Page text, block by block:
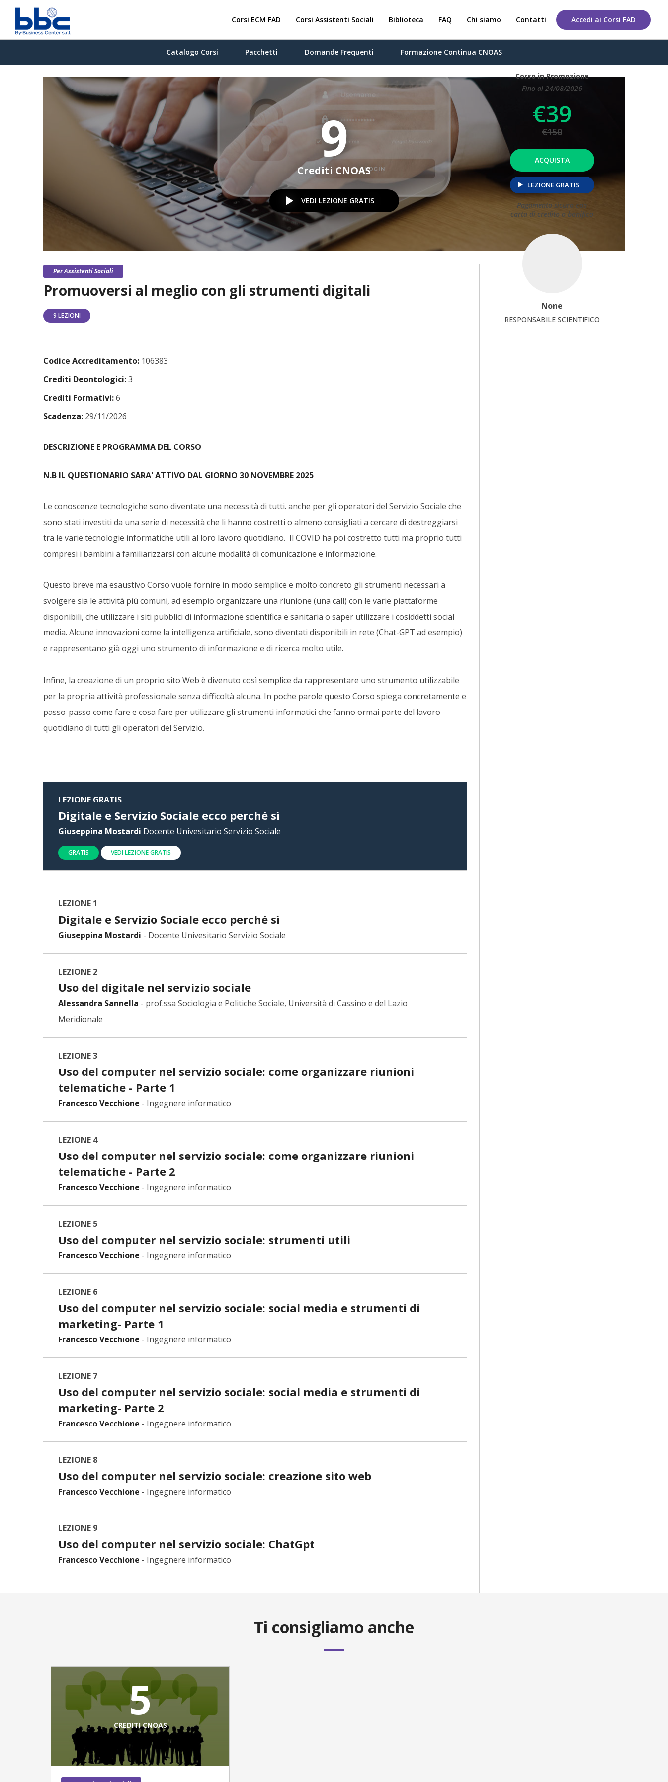
Corsi ECM FAD Corsi Assistenti Sociali Biblioteca FAQ Chi siamo Contatti Accedi ai Corsi FAD
Catalogo Corsi Pacchetti Domande Frequenti Formazione Continua CNOAS
9
Crediti CNOAS
VEDI LEZIONE GRATIS
Per Assistenti Sociali
Promuoversi al meglio con gli strumenti digitali
9 LEZIONI
Codice Accreditamento: 106383
Crediti Deontologici:3
Crediti Formativi:6
Scadenza: 29/11/2026
DESCRIZIONE E PROGRAMMA DEL CORSO
N.B IL QUESTIONARIO SARA' ATTIVO DAL GIORNO 30 NOVEMBRE 2025
Le conoscenze tecnologiche sono diventate una necessità di tutti. anche per gli operatori del Servizio Sociale che
sono stati investiti da una serie di necessità che li hanno costretti o almeno consigliati a cercare di destreggiarsi
tra le varie tecnologie informatiche utili al loro lavoro quotidiano. Il COVID ha poi costretto tutti ma proprio tutti
compresi i bambini a familiarizzarsi con alcune modalità di comunicazione e informazione.
Questo breve ma esaustivo Corso vuole fornire in modo semplice e molto concreto gli strumenti necessari a
svolgere sia le attività più comuni, ad esempio organizzare una riunione (una call) con le varie piattaforme
disponibili, che utilizzare i siti pubblici di informazione scientifica e sanitaria o saper utilizzare i cosiddetti social
media. Alcune innovazioni come la intelligenza artificiale, sono diventati disponibili in rete (Chat-GPT ad esempio)
e rappresentano già oggi uno strumento di informazione e di ricerca molto utile.
Infine, la creazione di un proprio sito Web è divenuto così semplice da rappresentare uno strumento utilizzabile
per la propria attività professionale senza difficoltà alcuna. In poche parole questo Corso spiega concretamente e
passo-passo come fare e cosa fare per utilizzare gli strumenti informatici che fanno ormai parte del lavoro
quotidiano di tutti gli operatori del Servizio.
LEZIONE GRATIS
Digitale e Servizio Sociale ecco perché sì
Giuseppina Mostardi Docente Univesitario Servizio Sociale
GRATIS VEDI LEZIONE GRATIS
LEZIONE 1
Digitale e Servizio Sociale ecco perché sì
Giuseppina Mostardi - Docente Univesitario Servizio Sociale
LEZIONE 2
Uso del digitale nel servizio sociale
Alessandra Sannella - prof.ssa Sociologia e Politiche Sociale, Università di Cassino e del Lazio
Meridionale
LEZIONE 3
Uso del computer nel servizio sociale: come organizzare riunioni
telematiche - Parte 1
Francesco Vecchione - Ingegnere informatico
LEZIONE 4
Uso del computer nel servizio sociale: come organizzare riunioni
telematiche - Parte 2
Francesco Vecchione - Ingegnere informatico
LEZIONE 5
Uso del computer nel servizio sociale: strumenti utili
Francesco Vecchione - Ingegnere informatico
LEZIONE 6
Uso del computer nel servizio sociale: social media e strumenti di
marketing- Parte 1
Francesco Vecchione - Ingegnere informatico
LEZIONE 7
Uso del computer nel servizio sociale: social media e strumenti di
marketing- Parte 2
Francesco Vecchione - Ingegnere informatico
LEZIONE 8
Uso del computer nel servizio sociale: creazione sito web
Francesco Vecchione - Ingegnere informatico
LEZIONE 9
Uso del computer nel servizio sociale: ChatGpt
Francesco Vecchione - Ingegnere informatico
Corso in Promozione
Fino al 24/08/2026
€39
€150
ACQUISTA
LEZIONE GRATIS
Pagamento sicuro con
carta di credito o bonifico
None
RESPONSABILE SCIENTIFICO
Ti consigliamo anche
5
CREDITI CNOAS